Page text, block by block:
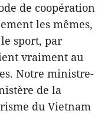
de coopération
les mêmes,
sport, par
vraiment au
Notre ministre-
de la
du Vietnam